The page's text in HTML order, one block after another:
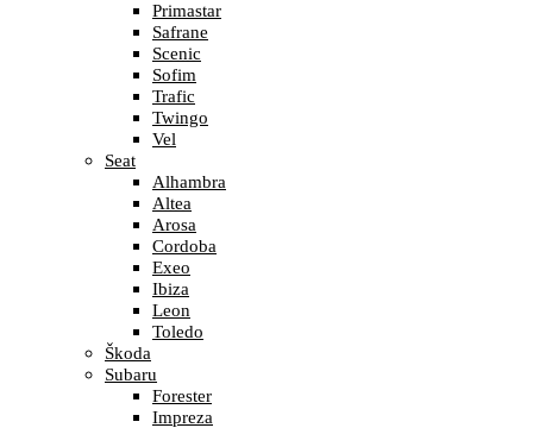
Primastar
Safrane
Scenic
Sofim
Trafic
Twingo
Vel
Seat
Alhambra
Altea
Arosa
Cordoba
Exeo
Ibiza
Leon
Toledo
Škoda
Subaru
Forester
Impreza